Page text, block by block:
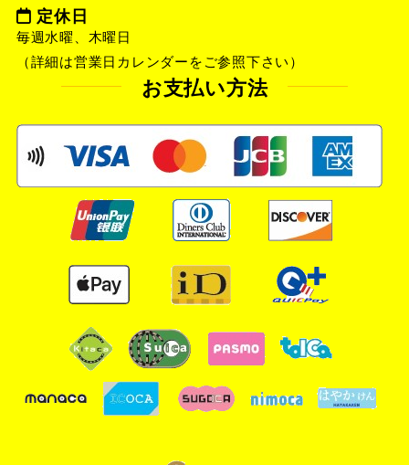
定休日
毎週水曜、木曜日
（詳細は営業日カレンダーをご参照下さい）
お支払い方法